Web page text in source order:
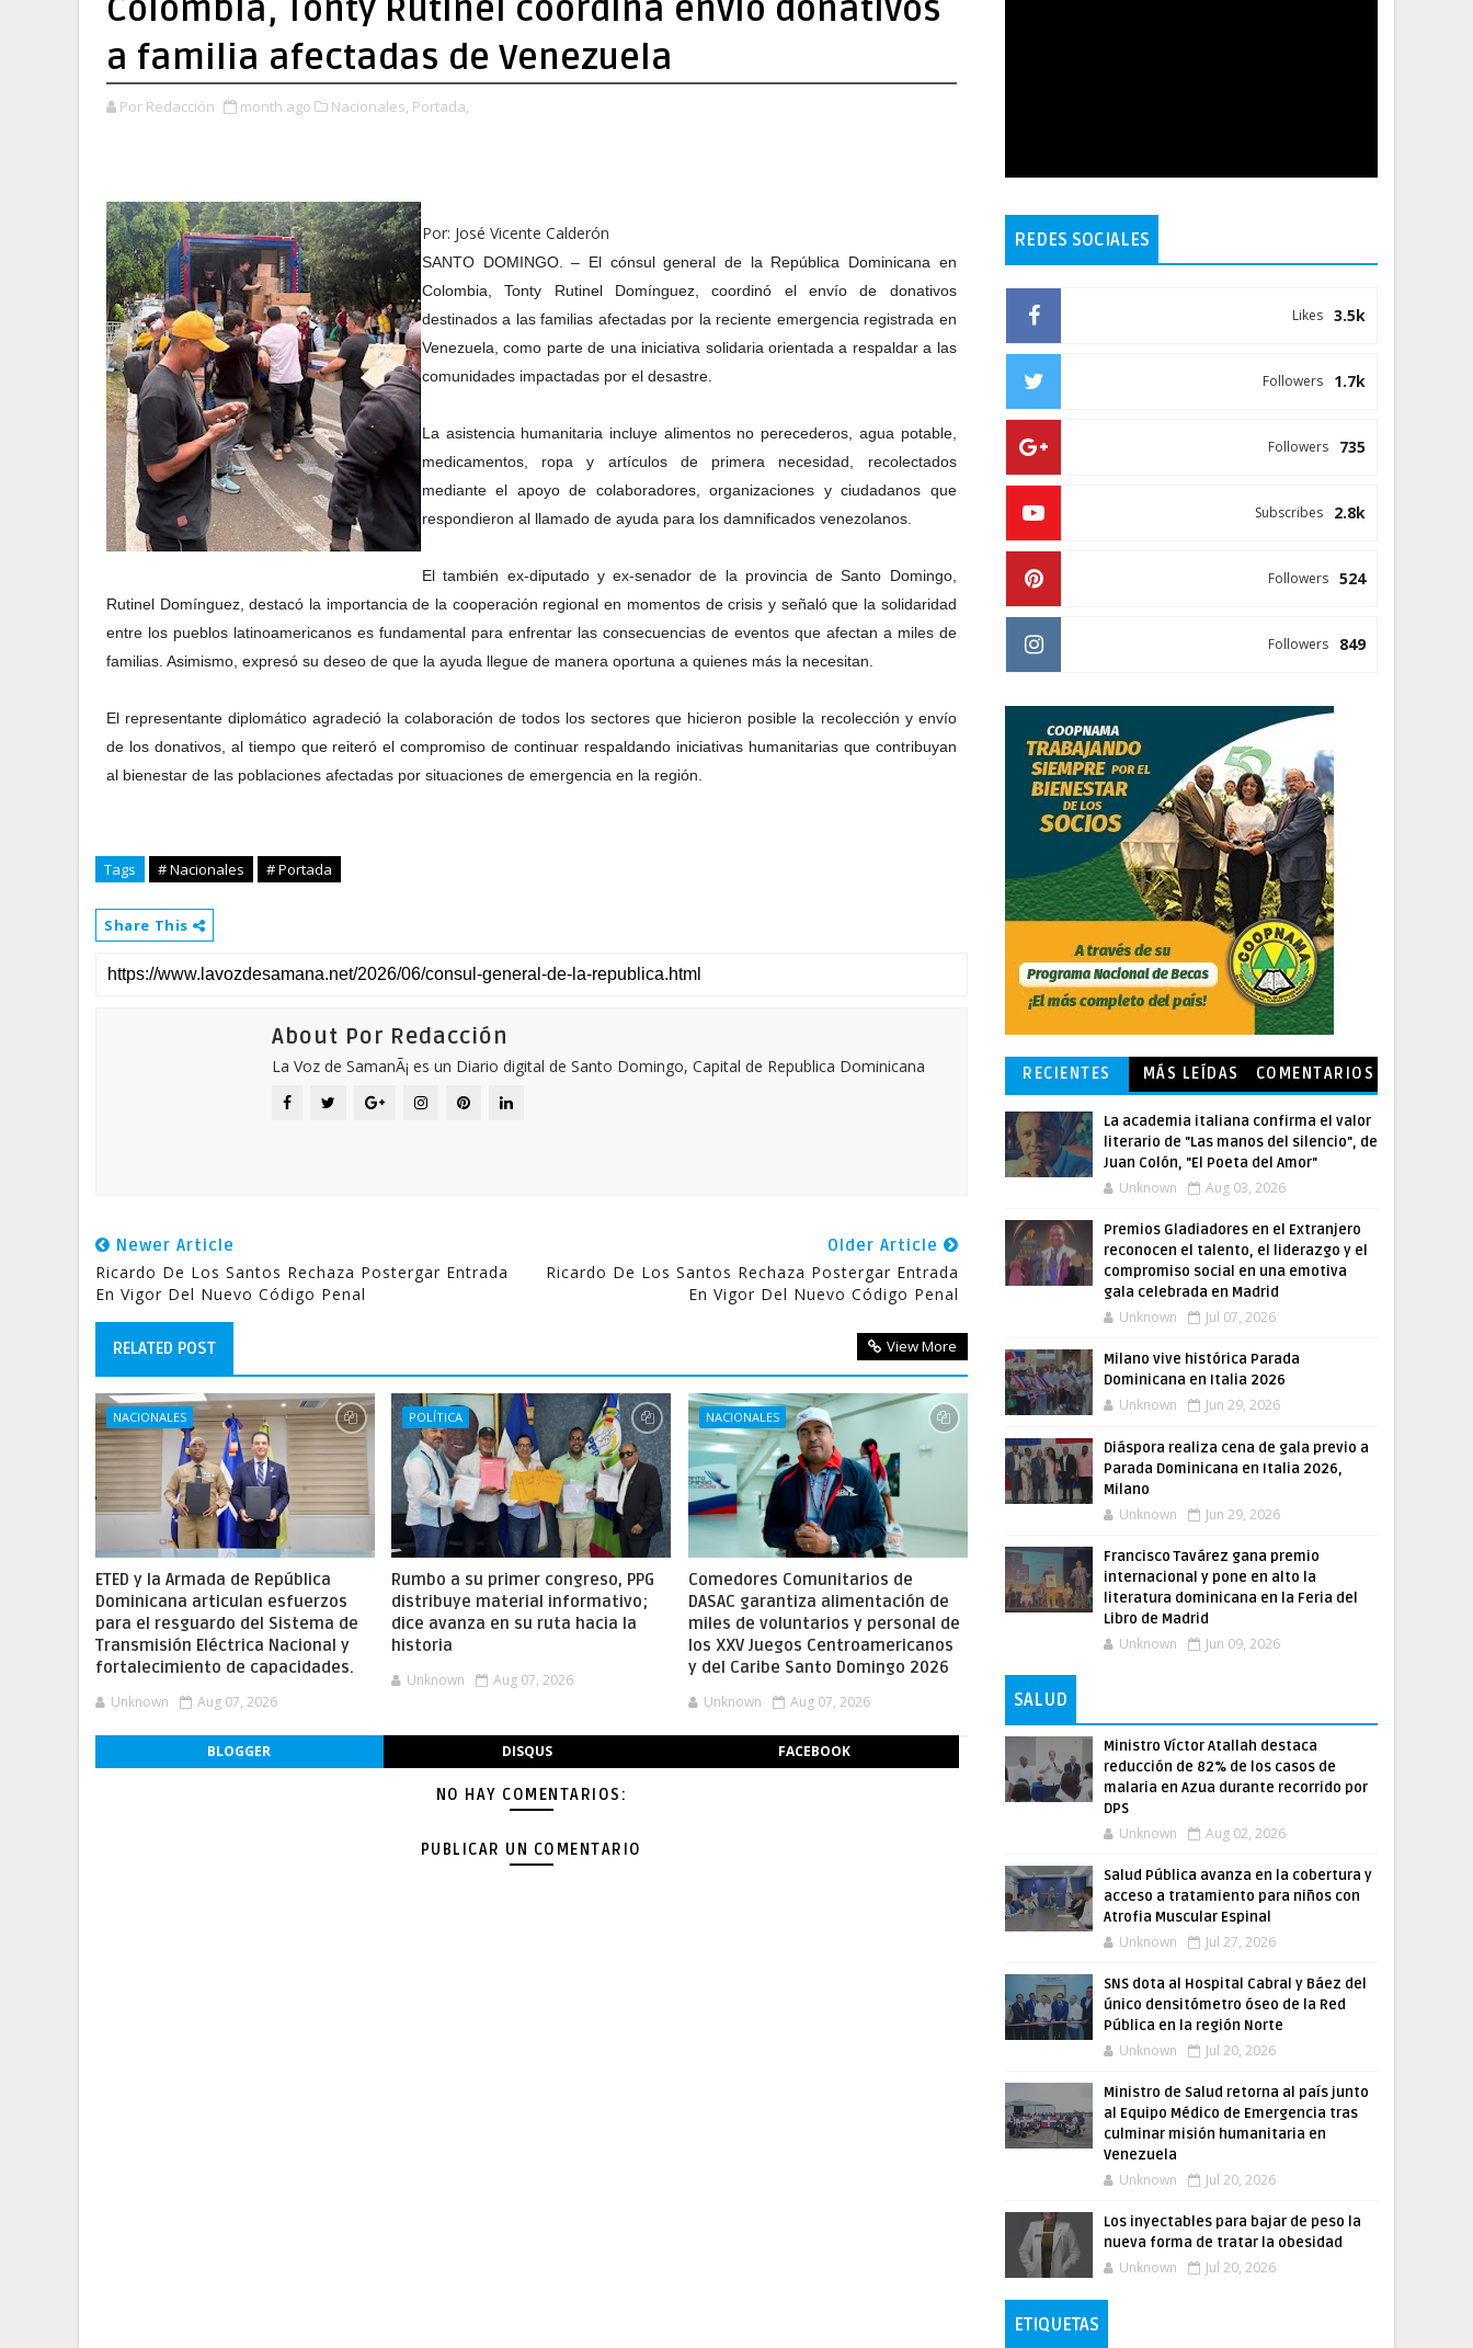
Colombia, Tonty Rutinel coordina envio donativos
a familia afectadas de Venezuela
Por Redacción month ago Nacionales, Portada,
Por: José Vicente Calderón
SANTO DOMINGO. – El cónsul general de la República Dominicana en
Colombia, Tonty Rutinel Domínguez, coordinó el envío de donativos
destinados a las familias afectadas por la reciente emergencia registrada en
Venezuela, como parte de una iniciativa solidaria orientada a respaldar a las
comunidades impactadas por el desastre.
La asistencia humanitaria incluye alimentos no perecederos, agua potable,
medicamentos, ropa y artículos de primera necesidad, recolectados
mediante el apoyo de colaboradores, organizaciones y ciudadanos que
respondieron al llamado de ayuda para los damnificados venezolanos.
El también ex-diputado y ex-senador de la provincia de Santo Domingo,
Rutinel Domínguez, destacó la importancia de la cooperación regional en momentos de crisis y señaló que la solidaridad
entre los pueblos latinoamericanos es fundamental para enfrentar las consecuencias de eventos que afectan a miles de
familias. Asimismo, expresó su deseo de que la ayuda llegue de manera oportuna a quienes más la necesitan.
El representante diplomático agradeció la colaboración de todos los sectores que hicieron posible la recolección y envío
de los donativos, al tiempo que reiteró el compromiso de continuar respaldando iniciativas humanitarias que contribuyan
al bienestar de las poblaciones afectadas por situaciones de emergencia en la región.
Tags # Nacionales # Portada
Share This
About Por Redacción
La Voz de SamanÃ¡ es un Diario digital de Santo Domingo, Capital de Republica Dominicana
Newer Article
Ricardo De Los Santos Rechaza Postergar Entrada
En Vigor Del Nuevo Código Penal
Older Article
Ricardo De Los Santos Rechaza Postergar Entrada
En Vigor Del Nuevo Código Penal
RELATED POST View More
NACIONALES
ETED y la Armada de República
Dominicana articulan esfuerzos
para el resguardo del Sistema de
Transmisión Eléctrica Nacional y
fortalecimiento de capacidades.
Unknown Aug 07, 2026
POLÍTICA
Rumbo a su primer congreso, PPG
distribuye material informativo;
dice avanza en su ruta hacia la
historia
Unknown Aug 07, 2026
NACIONALES
Comedores Comunitarios de
DASAC garantiza alimentación de
miles de voluntarios y personal de
los XXV Juegos Centroamericanos
y del Caribe Santo Domingo 2026
Unknown Aug 07, 2026
BLOGGER DISQUS FACEBOOK
NO HAY COMENTARIOS:
PUBLICAR UN COMENTARIO
REDES SOCIALES
3.5k
Likes
1.7k
Followers
735
Followers
2.8k
Subscribes
524
Followers
849
Followers
RECIENTES MÁS LEÍDAS COMENTARIOS
La academia italiana confirma el valor
literario de "Las manos del silencio", de
Juan Colón, "El Poeta del Amor"
Unknown Aug 03, 2026
Premios Gladiadores en el Extranjero
reconocen el talento, el liderazgo y el
compromiso social en una emotiva
gala celebrada en Madrid
Unknown Jul 07, 2026
Milano vive histórica Parada
Dominicana en Italia 2026
Unknown Jun 29, 2026
Diáspora realiza cena de gala previo a
Parada Dominicana en Italia 2026,
Milano
Unknown Jun 29, 2026
Francisco Tavárez gana premio
internacional y pone en alto la
literatura dominicana en la Feria del
Libro de Madrid
Unknown Jun 09, 2026
SALUD
Ministro Víctor Atallah destaca
reducción de 82% de los casos de
malaria en Azua durante recorrido por
DPS
Unknown Aug 02, 2026
Salud Pública avanza en la cobertura y
acceso a tratamiento para niños con
Atrofia Muscular Espinal
Unknown Jul 27, 2026
SNS dota al Hospital Cabral y Báez del
único densitómetro óseo de la Red
Pública en la región Norte
Unknown Jul 20, 2026
Ministro de Salud retorna al país junto
al Equipo Médico de Emergencia tras
culminar misión humanitaria en
Venezuela
Unknown Jul 20, 2026
Los inyectables para bajar de peso la
nueva forma de tratar la obesidad
Unknown Jul 20, 2026
ETIQUETAS